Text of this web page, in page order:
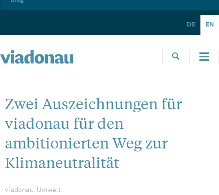
DE EN
Zwei Auszeichnungen für
viadonau für den
ambitionierten Weg zur
Klimaneutralität
viadonau, Umwelt